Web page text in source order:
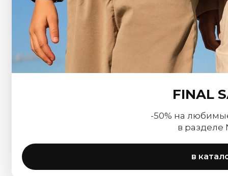
FINAL
-50% на
в разделе
в